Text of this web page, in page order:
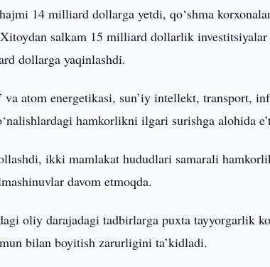
14 milliard dollarga yetdi, qo‘shma
salkam 15 milliard dollarlik
dollarga yaqinlashdi.
atom energetikasi, sun’iy intellekt, transport,
hamkorlikni ilgari surishga alohida
ikki mamlakat hududlari samarali
davom etmoqda.
oliy darajadagi tadbirlarga puxta tayyorgarlik
bilan boyitish zarurligini ta’kidladi.